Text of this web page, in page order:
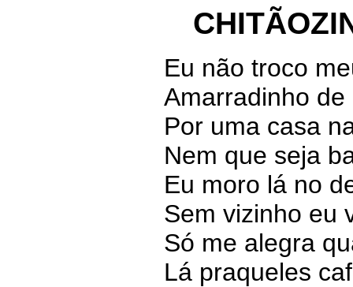
Eu não troco
Amarradinho de
Por uma casa
Nem que seja
Eu moro lá no
Sem vizinho eu
Só me alegra
Lá praqueles